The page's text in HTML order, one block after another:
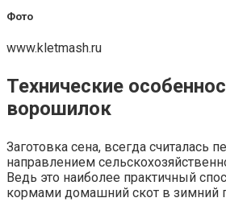
Фото
www.kletmash.ru
Технические
ворошилок
Заготовка сена, всегда считалась
направлением
Ведь это наиболее практичный
кормами домашний скот в зимний